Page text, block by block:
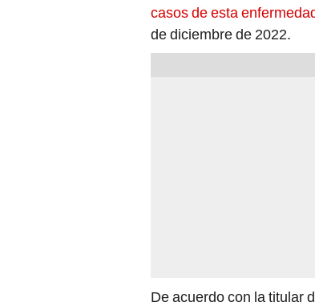
casos de esta
de diciembre de 2022.
De acuerdo con la titular